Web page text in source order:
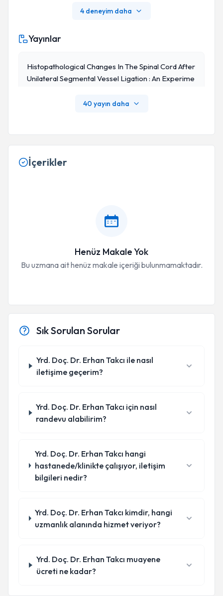
4 deneyim daha
Yayınlar
Histopathological Changes In The Spinal Cord After
Unilateral Segmental Vessel Ligation : An Experime
40 yayın daha
İçerikler
Henüz Makale Yok
Bu uzmana ait henüz makale içeriği bulunmamaktadır.
Sık Sorulan Sorular
Yrd. Doç. Dr. Erhan Takcı ile nasıl
iletişime geçerim?
Yrd. Doç. Dr. Erhan Takcı için nasıl
randevu alabilirim?
Yrd. Doç. Dr. Erhan Takcı hangi
hastanede/klinikte çalışıyor, iletişim
bilgileri nedir?
Yrd. Doç. Dr. Erhan Takcı kimdir, hangi
uzmanlık alanında hizmet veriyor?
Yrd. Doç. Dr. Erhan Takcı muayene
ücreti ne kadar?